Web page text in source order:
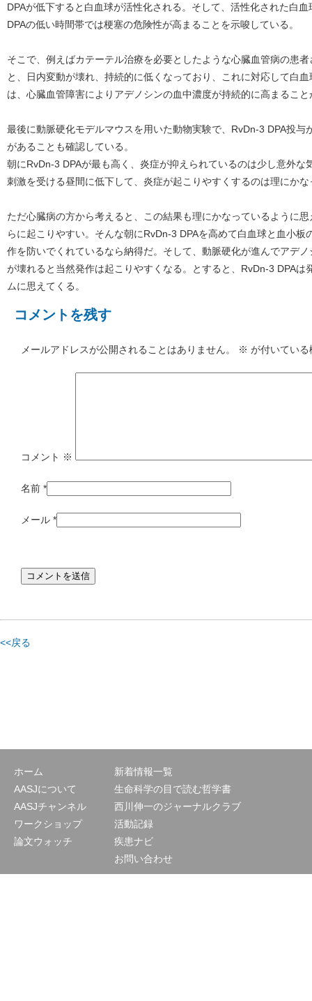
DPAが低下すると白血球が活性化される。そして、活性化された白
DPAの低い時間帯では梗塞の危険性が高まることを示唆している。
そこで、例えばカテーテル治療を必要としたような心臓血管病の患
と、日内変動が壊れ、持続的に低くなっており、これに対応して白
は、心臓血管障害によりアデノシンの血中濃度が持続的に高まるこ
最後に動脈硬化モデルマウスを用いた動物実験で、RvDn-3 DPA投与
があることも確認している。
朝にRvDn-3 DPAが最も高く、炎症が抑えられているのは少し意外な
刺激を受ける昼間に低下して、炎症が起こりやすくするのは理にか
ただ心臓病の方から考えると、この結果も理にかなっているように
らに起こりやすい。そんな朝にRvDn-3 DPAを高めて白血球と血小
作を防いでくれているなら納得だ。そして、動脈硬化が進んでアデ
が壊れると当然発作は起こりやすくなる。とすると、RvDn-3 DPAは
ムに思えてくる。
コメントを残す
メールアドレスが公開されることはありません。 ※ が付いてい
コメント ※
名前 *
メール *
<<戻る
ホーム
AASJについて
AASJチャンネル
ワークショップ
論文ウォッチ
新着情報一覧
生命科学の目で読む哲学書
西川伸一のジャーナルクラブ
活動記録
疾患ナビ
お問い合わせ